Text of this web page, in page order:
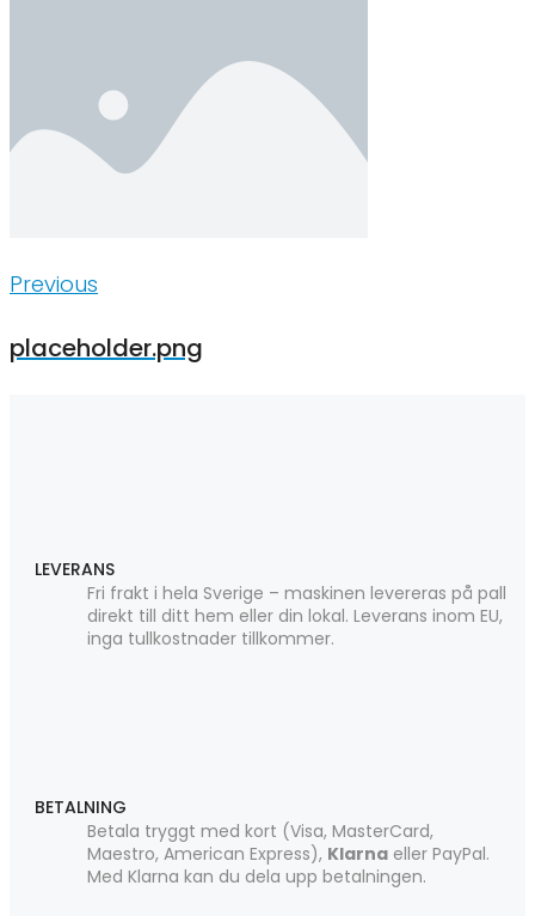
Inläggsnavigering
Previous
Previous
placeholder.png
LEVERANS
Fri frakt i hela Sverige – maskinen levereras på pall
direkt till ditt hem eller din lokal. Leverans inom EU,
inga tullkostnader tillkommer.
BETALNING
Betala tryggt med kort (Visa, MasterCard,
Maestro, American Express), Klarna eller PayPal.
Med Klarna kan du dela upp betalningen.